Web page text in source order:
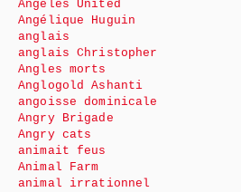
Angeles United
Angélique Huguin
anglais
anglais Christopher
Angles morts
Anglogold Ashanti
angoisse dominicale
Angry Brigade
Angry cats
animait feus
Animal Farm
animal irrationnel